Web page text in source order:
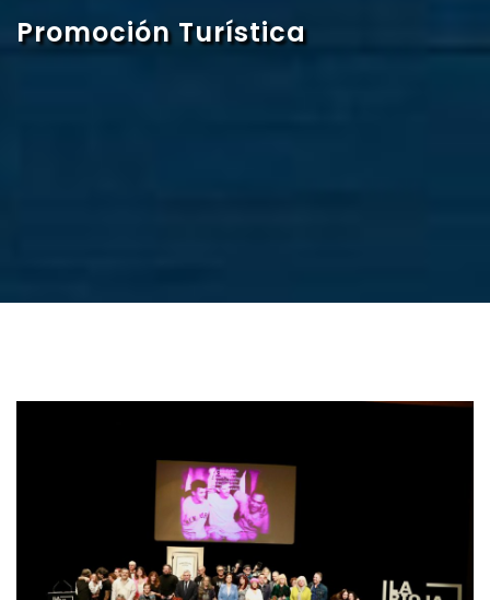
Promoción Turística